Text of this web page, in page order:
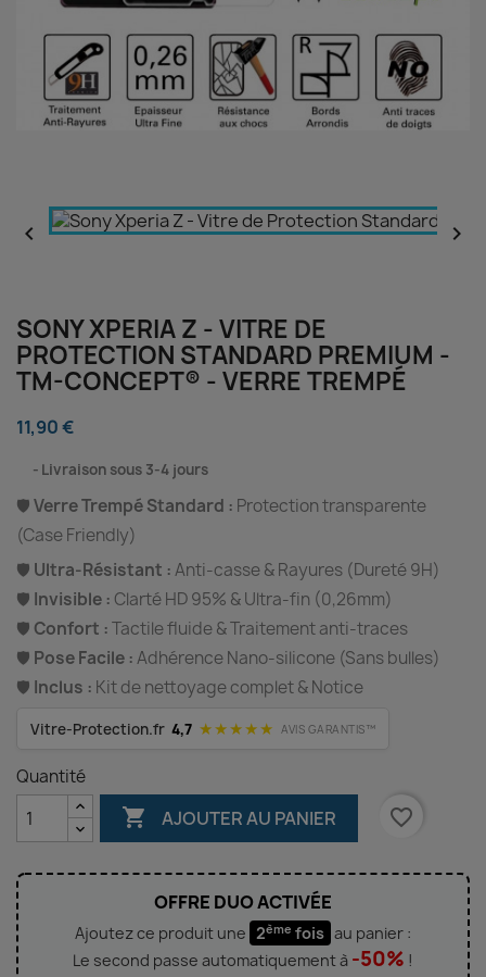
 
SONY XPERIA Z - VITRE DE
PROTECTION STANDARD PREMIUM -
TM-CONCEPT® - VERRE TREMPÉ
11,90 €
Livraison sous 3-4 jours
🛡️Verre Trempé Standard : Protection transparente
(Case Friendly)
🛡️ Ultra-Résistant :Anti-casse & Rayures (Dureté 9H)
🛡️ Invisible : Clarté HD 95% & Ultra-fin (0,26mm)
🛡️ Confort :Tactile fluide & Traitement anti-traces
🛡️ Pose Facile :Adhérence Nano-silicone (Sans bulles)
🛡️ Inclus : Kit de nettoyage complet & Notice
Vitre-Protection.fr 4,7 ★★★★★ AVIS GARANTIS™
Quantité
 AJOUTER AU PANIER favorite_border
OFFRE DUO ACTIVÉE
Ajoutez ce produit une 2ème fois au panier :
Le second passe automatiquement à -50% !